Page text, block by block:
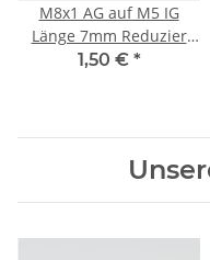
M8x1 AG auf M5 IG
Länge 7mm Reduzier
Gewinde-Adapter
1,50 € *